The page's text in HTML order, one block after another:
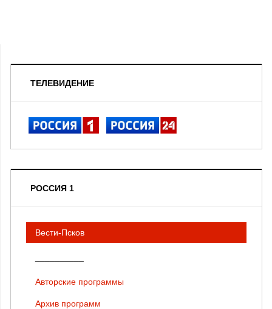
ТЕЛЕВИДЕНИЕ
РОССИЯ 1
Вести-Псков
Авторские программы
Архив программ